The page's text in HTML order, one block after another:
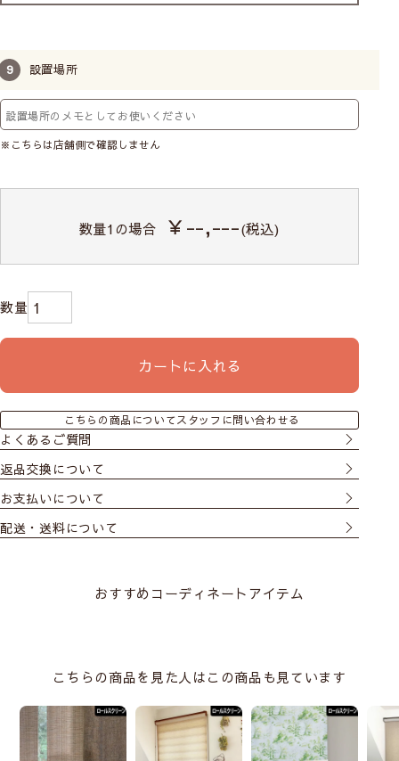
設置場所
※こちらは店舗側で確認しません
数量1の場合 ￥--,---(税込)
カートに入れる
こちらの商品についてスタッフに問い合わせる
よくあるご質問
返品交換について
お支払いについて
配送・送料について
おすすめコーディネートアイテム
こちらの商品を見た人はこの商品も見ています